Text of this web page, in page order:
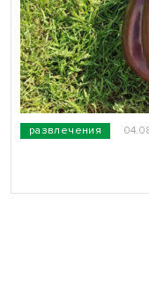
развлечения